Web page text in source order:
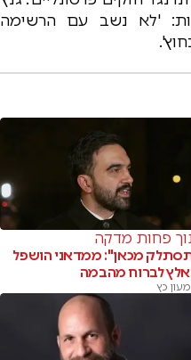
'לא נשב עם הרשימה
פחות מדקה
מכאן": ממדאני הושפל
לברוח מהבמה
כץ